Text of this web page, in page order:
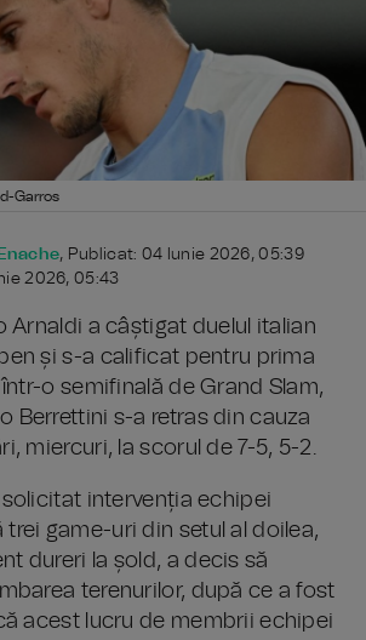
Garros
, Publicat: 04 Iunie 2026, 05:39
2026, 05:43
Arnaldi a câștigat duelul italian
și s-a calificat pentru prima
o semifinală de Grand Slam,
Berrettini s-a retras din cauza
miercuri, la scorul de 7-5, 5-2.
intervenția echipei
game-uri din setul al doilea,
dureri la șold, a decis să
terenurilor, după ce a fost
acest lucru de membrii echipei